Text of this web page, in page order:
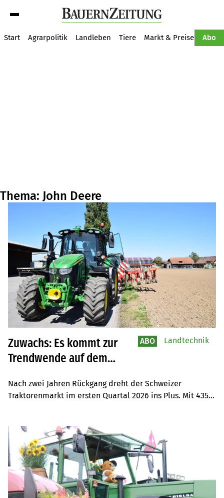
Start Agrarpolitik Landleben Tiere Markt & Preise Abo
Thema: John Deere
Zuwachs: Es kommt zur
Trendwende auf dem
Landmaschinenmarkt
Nach zwei Jahren Rückgang dreht der Schweizer
Traktorenmarkt im ersten Quartal 2026 ins Plus. Mit 435
zieht damit sogar am italienischen Markt vorbei, der
ebenfalls wächst, aber moderater.
ABO Landtechnik